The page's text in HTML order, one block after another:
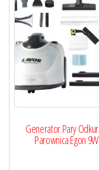
Generator Pary
Parownica Egon